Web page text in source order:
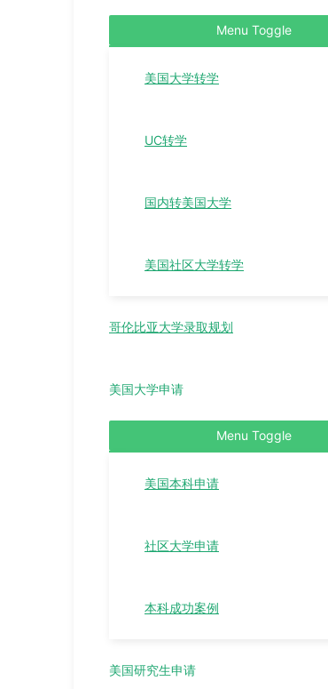
Menu Toggle
美国大学转学
UC转学
国内转美国大学
美国社区大学转学
哥伦比亚大学录取规划
美国大学申请
Menu Toggle
美国本科申请
社区大学申请
本科成功案例
美国研究生申请